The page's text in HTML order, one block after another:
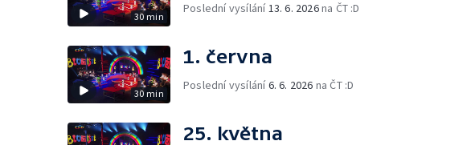
30 min
Poslední vysílání 13. 6. 2026na ČT :D
30 min
1. června
Poslední vysílání6. 6. 2026 na ČT :D
25. května